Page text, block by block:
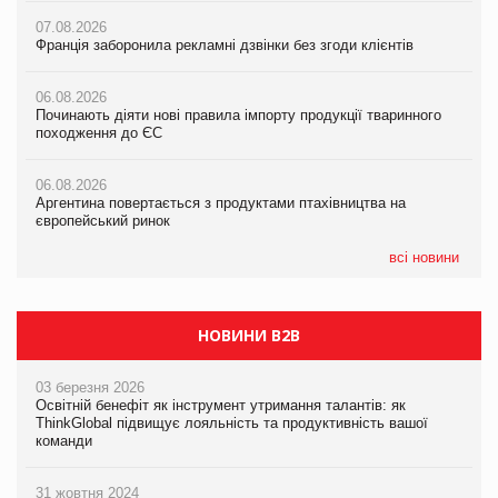
07.08.2026
Франція заборонила рекламні дзвінки без згоди клієнтів
06.08.2026
Починають діяти нові правила імпорту продукції тваринного
походження до ЄС
06.08.2026
Аргентина повертається з продуктами птахівництва на
європейський ринок
всі новини
налічуватиме 374 магазини
Російська атака 5 серпня стала одним із наймасштабніших
ударів по українському бізнесу за час повномасштабної війни
Смачне поповнення дитячого меню: у VARUS з’явилися
новинки від ТМ ТОКЕРИ
07.08.2026
Франція заборонила рекламні дзвінки без згоди клієнтів
06.08.2026
Починають діяти нові правила імпорту продукції тваринного
походження до ЄС
06.08.2026
Аргентина повертається з продуктами птахівництва на
європейський ринок
НОВИНИ B2B
03 березня 2026
Освітній бенефіт як інструмент утримання талантів: як
ThinkGlobal підвищує лояльність та продуктивність вашої
команди
31 жовтня 2024